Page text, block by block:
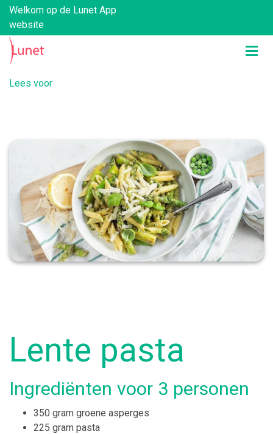
Welkom op de Lunet App
website
Lees voor
Lente pasta
Ingrediënten voor 3 personen
350 gram groene asperges
225 gram pasta